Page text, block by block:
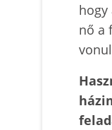
hogy
nő a